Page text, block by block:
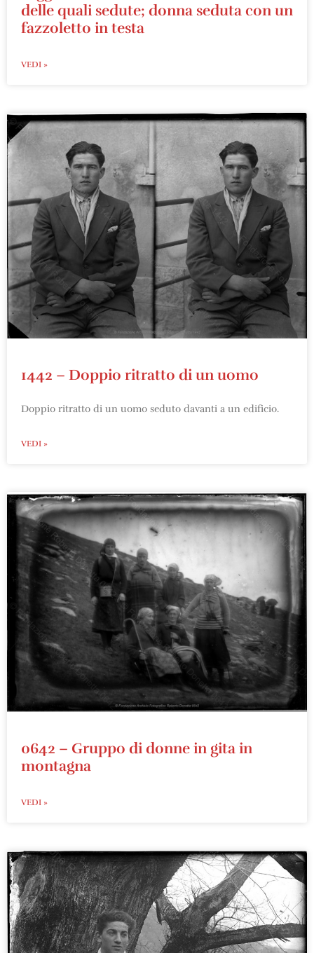
delle quali sedute; donna seduta con un
fazzoletto in testa
VEDI »
1442 – Doppio ritratto di un uomo
Doppio ritratto di un uomo seduto davanti a un edificio.
VEDI »
0642 – Gruppo di donne in gita in
montagna
VEDI »